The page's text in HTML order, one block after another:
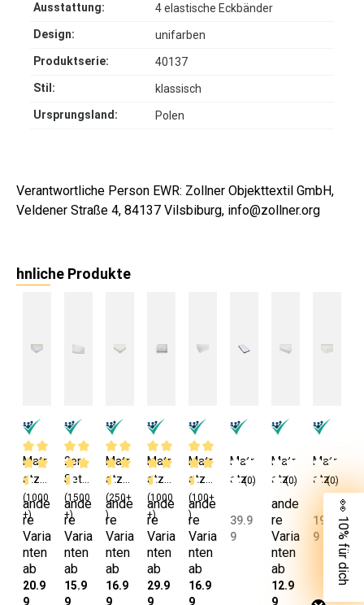
Ausstattung:
4 elastische Eckbänder
Design:
unifarben
Produktserie:
40137
Stil:
klassisch
Ursprungsland:
Polen
Verantwortliche Person EWR: Zollner Objekttextil GmbH,
Veldener Straße 4, 84137 Vilsbiburg, info@zollner.org
hnliche Produkte
(1000
+)
Matr
atze
nsch
oner
Bau
mwol
le
90x2
ande
re
Varia
nten
ab
20.9
9
(1500
+)
2er
Set
Matr
atze
nsch
oner
100%
Bau
ande
re
Varia
nten
ab
15.9
9
(250+
)
Matr
atze
nsch
oner
Bau
mwol
lmix
90x2
ande
re
Varia
nten
ab
16.9
9
(1000
+)
Matr
atze
nsch
oner
Mikro
faser
100x
200
ande
re
Varia
nten
ab
29.9
9
(100+
)
Matr
atze
nsch
oner
Bau
mwol
lmix
90x2
ande
re
Varia
nten
ab
16.9
9
(0)
Matr
atze
oner
Mikro
39.9
9
(0)
Matr
atze
nsch
utz
180x
200
cm
Bau
ande
re
Varia
nten
ab
12.9
9
(0)
Matr
atze
nsch
utzh
ülle
19.9
9
👀 10% für dich